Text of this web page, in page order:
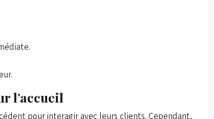
l’accueil
pour interagir avec leurs clients. Cependant,